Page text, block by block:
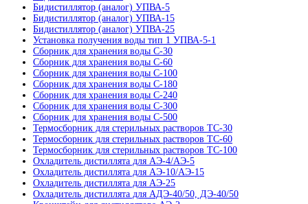
Бидистиллятор (аналог) УПВА-5
Бидистиллятор (аналог) УПВА-15
Бидистиллятор (аналог) УПВА-25
Установка получения воды тип 1 УПВА-5-1
Сборник для хранения воды С-30
Сборник для хранения воды С-60
Сборник для хранения воды С-100
Сборник для хранения воды С-180
Сборник для хранения воды С-240
Сборник для хранения воды С-300
Сборник для хранения воды С-500
Термосборник для стерильных растворов ТС-30
Термосборник для стерильных растворов ТС-60
Термосборник для стерильных растворов ТС-100
Охладитель дистиллята для АЭ-4/АЭ-5
Охладитель дистиллята для АЭ-10/АЭ-15
Охладитель дистиллята для АЭ-25
Охладитель дистиллята для АДЭ-40/50, ДЭ-40/50